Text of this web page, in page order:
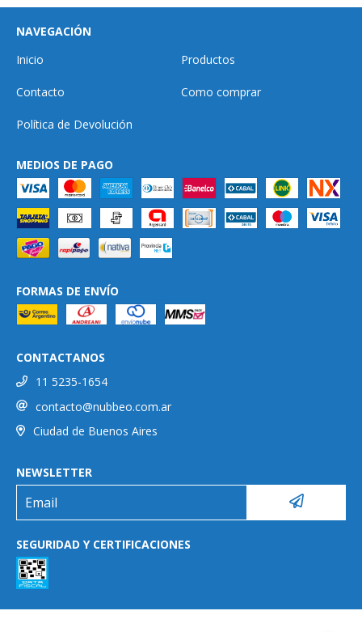
NAVEGACIÓN
Inicio
Productos
Contacto Como comprar
Política de Devolución
MEDIOS DE PAGO
FORMAS DE ENVÍO
CONTACTANOS
11 5235-1654
contacto@nubbeo.com.ar
Ciudad de Buenos Aires
NEWSLETTER
SEGURIDAD Y CERTIFICACIONES